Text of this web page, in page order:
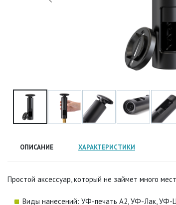
ОПИСАНИЕ ХАРАКТЕРИСТИКИ
Простой аксессуар, который не займет много
Виды нанесений: УФ-печать А2, УФ-Лак, УФ-